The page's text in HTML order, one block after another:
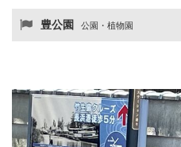
豊公園 公園・植物園